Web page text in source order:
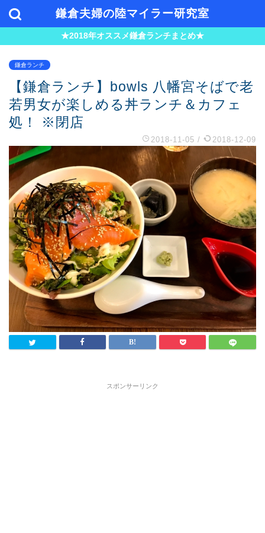
鎌倉夫婦の陸マイラー研究室
★2018年オススメ鎌倉ランチまとめ★
鎌倉ランチ
【鎌倉ランチ】bowls 八幡宮そばで老
若男女が楽しめる丼ランチ＆カフェ
処！ ※閉店
2018-11-05 / 2018-12-09
スポンサーリンク